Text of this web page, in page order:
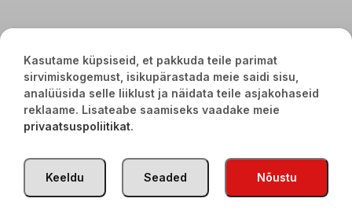
Kasutame küpsiseid, et pakkuda teile parimat
sirvimiskogemust, isikupärastada meie saidi sisu,
analüüsida selle liiklust ja näidata teile asjakohaseid
reklaame. Lisateabe saamiseks vaadake meie
privaatsuspoliitikat.
Nõustu
Seaded
Keeldu